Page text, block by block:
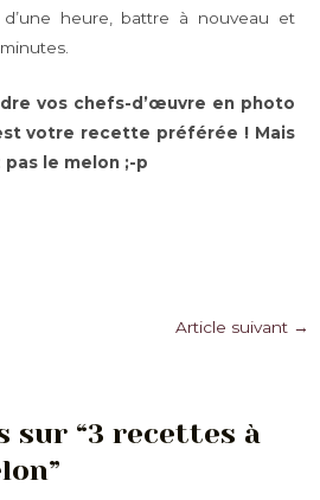
heure, battre à nouveau et
vos chefs-d’œuvre en photo
votre recette préférée ! Mais
le melon ;-p
Article suivant →
sur “3 recettes à